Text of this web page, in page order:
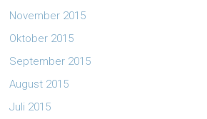
November 2015
Oktober 2015
September 2015
August 2015
Juli 2015